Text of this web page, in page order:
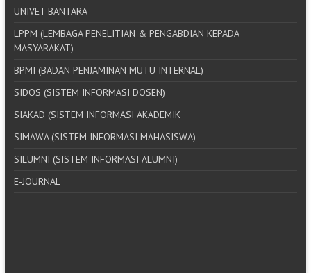
UNIVET BANTARA
LPPM (LEMBAGA PENELITIAN & PENGABDIAN KEPADA
MASYARAKAT)
BPMI (BADAN PENJAMINAN MUTU INTERNAL)
SIDOS (SISTEM INFORMASI DOSEN)
SIAKAD (SISTEM INFORMASI AKADEMIK
SIMAWA (SISTEM INFORMASI MAHASISWA)
SILUMNI (SISTEM INFORMASI ALUMNI)
E-JOURNAL